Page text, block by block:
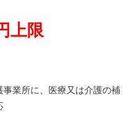
上限
業所に、医療又は介護の補